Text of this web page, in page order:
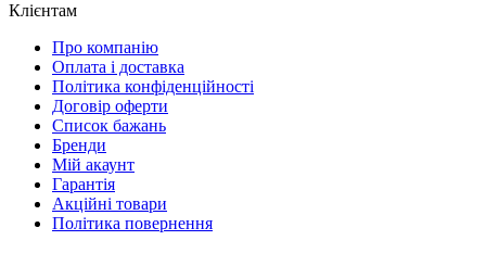
Клієнтам
Про компанію
Оплата і доставка
Політика конфіденційності
Договір оферти
Список бажань
Бренди
Мій акаунт
Гарантія
Акційні товари
Політика повернення